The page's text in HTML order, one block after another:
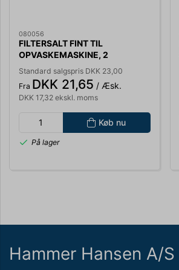
080056
FILTERSALT FINT TIL
OPVASKEMASKINE, 2
KG.16791801
Standard salgspris DKK 23,00
Fra DKK 21,65 / Æsk.
DKK 17,32 ekskl. moms
Køb nu
På lager
Hammer Hansen A/S